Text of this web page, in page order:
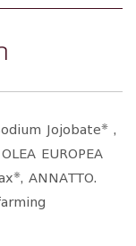
Jojobate* ,
EUROPEA
ANNATTO.